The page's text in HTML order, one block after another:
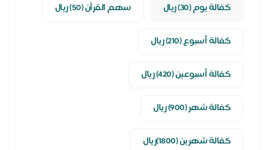
كفالة يوم (30) ريال
سهم القرآن (50) ريال
كفالة أسبوع (210) ريال
كفالة أسبوعين (420) ريال
كفالة شهر (900) ريال
كفالة شهرين (1800)ريال